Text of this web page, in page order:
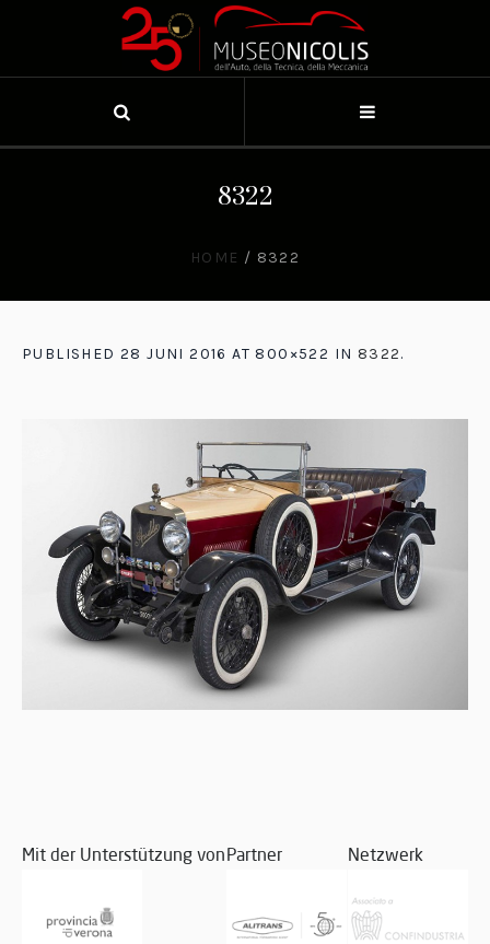
8322
HOME / 8322
PUBLISHED 28 JUNI 2016 AT 800×522 IN 8322.
Mit der Unterstützung vonPartner Netzwerk